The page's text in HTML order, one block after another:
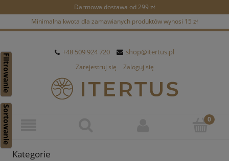
Darmowa dostawa od 299 zł
Minimalna kwota dla zamawianych produktów wynosi 15 zł
+48 509 924 720 shop@itertus.pl
Zarejestruj się Zaloguj się
Kategorie
Filtrowanie
Sortowanie